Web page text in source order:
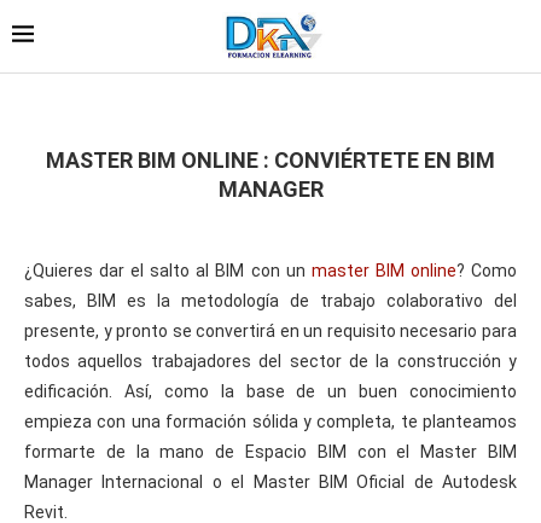
MASTER BIM ONLINE : CONVIÉRTETE EN BIM
MANAGER
¿Quieres dar el salto al BIM con un master BIM online? Como
sabes, BIM es la metodología de trabajo colaborativo del
presente, y pronto se convertirá en un requisito necesario para
todos aquellos trabajadores del sector de la construcción y
edificación. Así, como la base de un buen conocimiento
empieza con una formación sólida y completa, te planteamos
formarte de la mano de Espacio BIM con el Master BIM
Manager Internacional o el Master BIM Oficial de Autodesk
Revit.